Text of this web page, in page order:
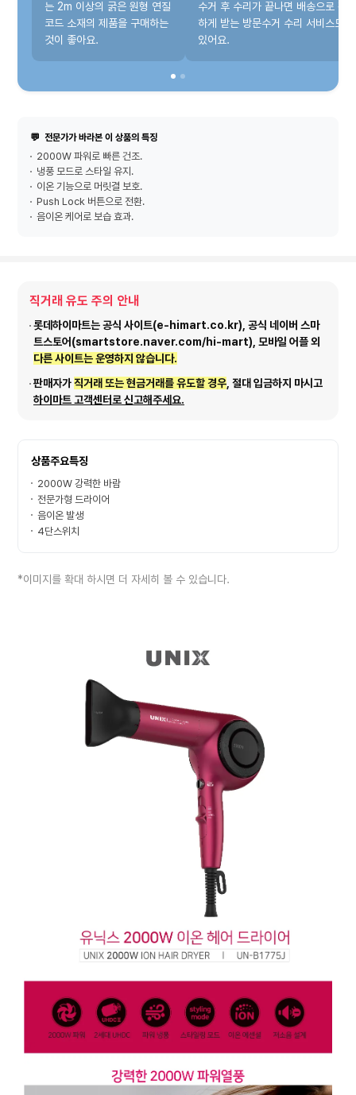
는 2m 이상의 굵은 원형 연질
코드 소재의 제품을 구매하는
것이 좋아요.
수거 후 수리가 끝나면 배송으로 편
하게 받는 방문수거 수리 서비스도
있어요.
💬 전문가가 바라본 이 상품의 특징
2000W 파워로 빠른 건조.
냉풍 모드로 스타일 유지.
이온 기능으로 머릿결 보호.
Push Lock 버튼으로 전환.
음이온 케어로 보습 효과.
직거래 유도 주의 안내
롯데하이마트는 공식 사이트(e-himart.co.kr), 공식 네이버 스마
트스토어(smartstore.naver.com/hi-mart), 모바일 어플 외
다른 사이트는 운영하지 않습니다.
판매자가직거래 또는 현금거래를 유도할 경우, 절대 입금하지 마시고
하이마트 고객센터로 신고해주세요.
상품주요특징
2000W 강력한 바람
전문가형 드라이어
음이온 발생
4단스위치
*이미지를 확대 하시면 더 자세히 볼 수 있습니다.